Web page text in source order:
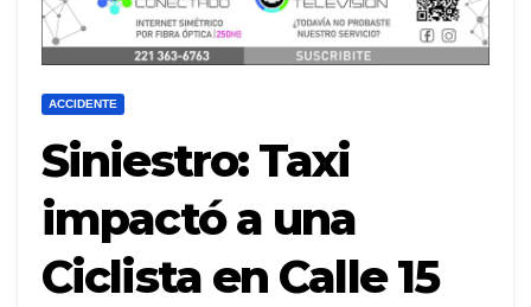
ACCIDENTE
Siniestro: Taxi
impactó a una
Ciclista en Calle 15